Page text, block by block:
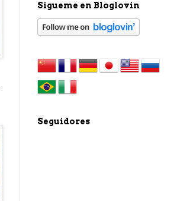
Sigueme en Bloglovin
Seguidores